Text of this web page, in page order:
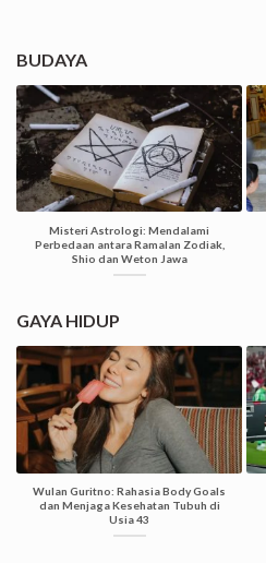
BUDAYA
Misteri Astrologi: Mendalami
Perbedaan antara Ramalan Zodiak,
Shio dan Weton Jawa
GAYA HIDUP
Wulan Guritno: Rahasia Body Goals
dan Menjaga Kesehatan Tubuh di
Usia 43